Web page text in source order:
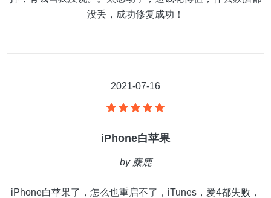
没丢，成功修复成功！
2021-07-16
iPhone白苹果
by 麋鹿
iPhone白苹果了，怎么也重启不了，iTunes，爱4都失败，